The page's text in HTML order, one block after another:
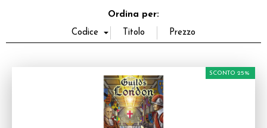
Ordina per:
SCONTO 25%